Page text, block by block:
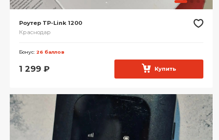
Роутер TP-Link 1200
Краснодар
Бонус: 26 баллов
1 299 ₽ Купить